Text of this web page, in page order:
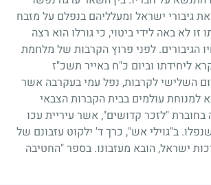
גיבורי ישראל ומעלליהם בנפלם על מזבח
לא באה לידי ביטוי, כי גורלו הוא רצה
הגיבורים. לפני פרוץ הקרבות של מלחמת
ליחידתו וביום כ"ח באייר תשכ"ז
השלישי לקרבות, נפל עמי בעקרבה אשר
למנוחת עולמים בבית הקברות הצבאי
בחוברת "לזכר קדושים", אשר עיריית עכו
ב"גוילי אש", כרך ד' ילקוט עזבונם של
ישראל, הובא מעזבונו. בספר "החטיבה